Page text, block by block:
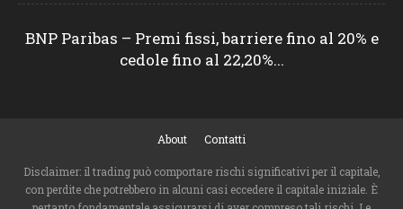
BNP Paribas – Premi fissi, barriere fino al 20% e
cedole fino al 22,20%...
About Contatti
Disclaimer: il trading può comportare rischi significativi per il capitale,
con perdite che potrebbero in alcuni casi eccedere il capitale iniziale. È